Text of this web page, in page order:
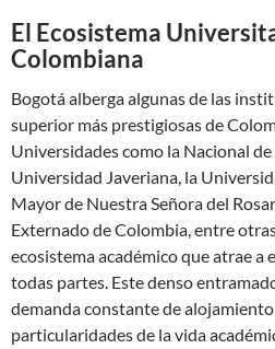
El Ecosistema
Colombiana
Bogotá alberga algunas de las
superior más prestigiosas de
Universidades como la Nacional
Universidad Javeriana, la
Mayor de Nuestra Señora del
Externado de Colombia, entre
ecosistema académico que atrae a
todas partes. Este denso
demanda constante de alojamiento
particularidades de la vida